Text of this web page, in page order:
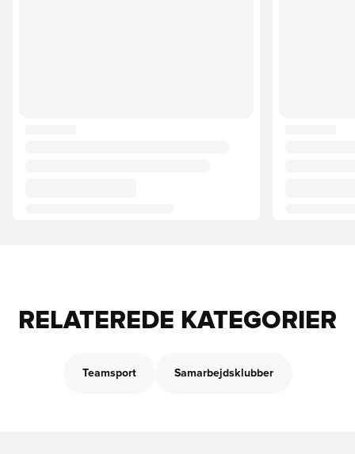
RELATEREDE KATEGORIER
Teamsport Samarbejdsklubber